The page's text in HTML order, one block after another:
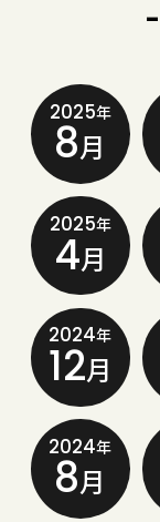
-
2025年
8月
2025年
4月
2024年
12月
2024年
8月